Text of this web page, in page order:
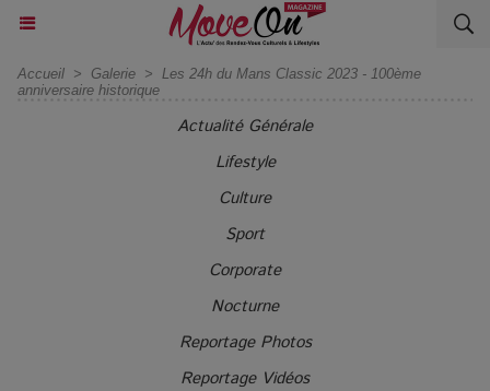
Accueil > Galerie > Les 24h du Mans Classic 2023 - 100ème
anniversaire historique
Actualité Générale
Lifestyle
Culture
Sport
Corporate
Nocturne
Reportage Photos
Reportage Vidéos